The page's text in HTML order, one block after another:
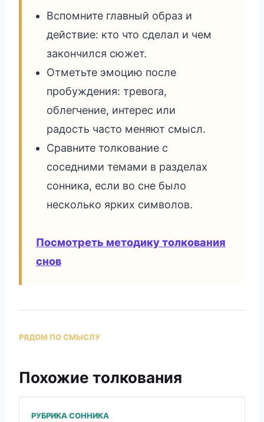
Вспомните главный образ и
действие: кто что сделал и чем
закончился сюжет.
Отметьте эмоцию после
пробуждения: тревога,
облегчение, интерес или
радость часто меняют смысл.
Сравните толкование с
соседними темами в разделах
сонника, если во сне было
несколько ярких символов.
Посмотреть методику толкования
снов
РЯДОМ ПО СМЫСЛУ
Похожие толкования
РУБРИКА СОННИКА